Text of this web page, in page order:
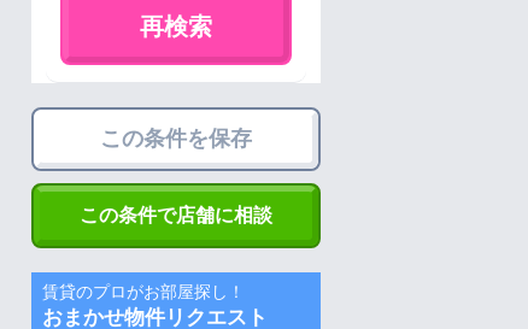
再検索
この条件を保存
この条件で店舗に相談
賃貸のプロがお部屋探し！
おまかせ物件リクエスト